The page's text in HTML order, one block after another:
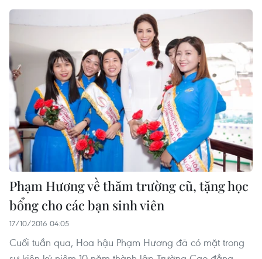
Phạm Hương về thăm trường cũ, tặng học
bổng cho các bạn sinh viên
17/10/2016 04:05
Cuối tuần qua, Hoa hậu Phạm Hương đã có mặt trong